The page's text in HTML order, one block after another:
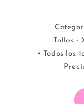
Tallas :
• Todos los